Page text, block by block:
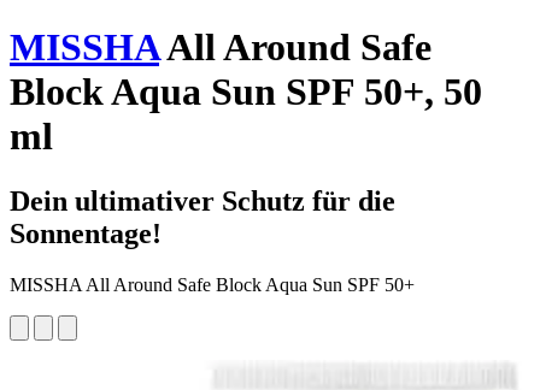
MISSHAAll Around Safe
Block Aqua Sun SPF 50+, 50
ml
Dein ultimativer Schutz für die
Sonnentage!
MISSHA All Around Safe Block Aqua Sun SPF 50+